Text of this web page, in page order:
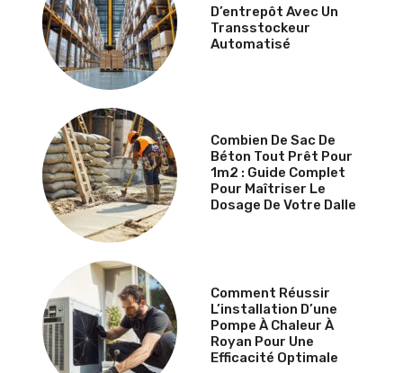
D’entrepôt Avec Un
Transstockeur
Automatisé
Combien De Sac De
Béton Tout Prêt Pour
1m2 : Guide Complet
Pour Maîtriser Le
Dosage De Votre Dalle
Comment Réussir
L’installation D’une
Pompe À Chaleur À
Royan Pour Une
Efficacité Optimale